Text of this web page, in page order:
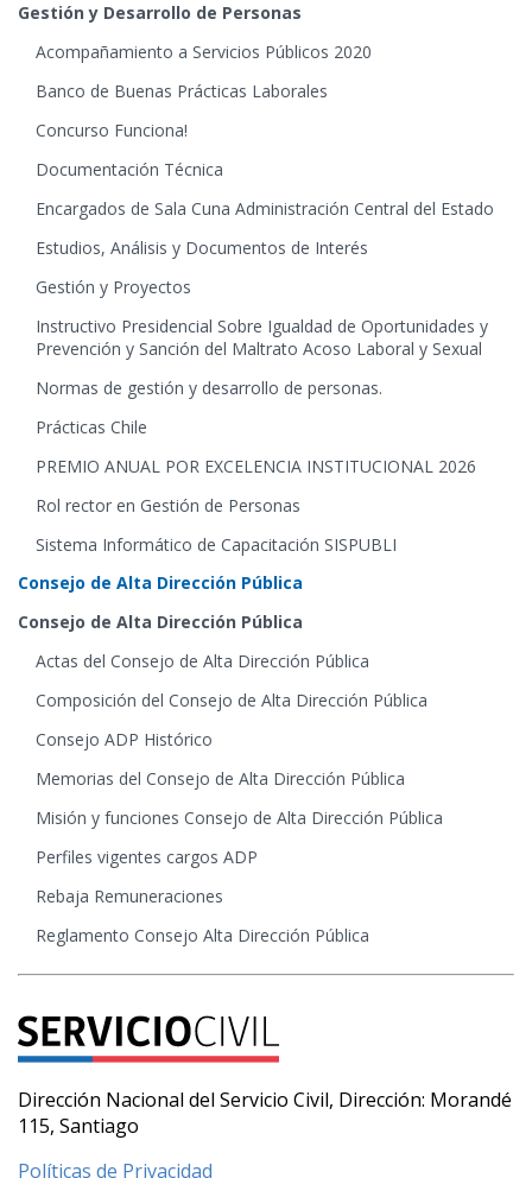
Gestión y Desarrollo de Personas
Acompañamiento a Servicios Públicos 2020
Banco de Buenas Prácticas Laborales
Concurso Funciona!
Documentación Técnica
Encargados de Sala Cuna Administración Central del Estado
Estudios, Análisis y Documentos de Interés
Gestión y Proyectos
Instructivo Presidencial Sobre Igualdad de Oportunidades y
Prevención y Sanción del Maltrato Acoso Laboral y Sexual
Normas de gestión y desarrollo de personas.
Prácticas Chile
PREMIO ANUAL POR EXCELENCIA INSTITUCIONAL 2026
Rol rector en Gestión de Personas
Sistema Informático de Capacitación SISPUBLI
Consejo de Alta Dirección Pública
Consejo de Alta Dirección Pública
Actas del Consejo de Alta Dirección Pública
Composición del Consejo de Alta Dirección Pública
Consejo ADP Histórico
Memorias del Consejo de Alta Dirección Pública
Misión y funciones Consejo de Alta Dirección Pública
Perfiles vigentes cargos ADP
Rebaja Remuneraciones
Reglamento Consejo Alta Dirección Pública
Dirección Nacional del Servicio Civil, Dirección: Morandé
115, Santiago
Políticas de Privacidad